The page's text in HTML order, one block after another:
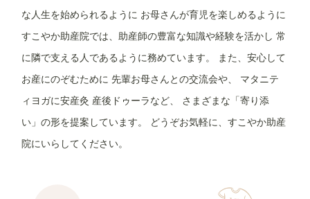
な人生を始められるように お母さんが育児を楽しめるように
すこやか助産院では、助産師の豊富な知識や経験を活かし常
に隣で支える人であるように務めています。 また、安心して
お産にのぞむために先輩お母さんとの交流会や、 マタニテ
ィヨガに安産灸 産後ドゥーラなど、 さまざまな「寄り添
い」の形を提案しています。 どうぞお気軽に、すこやか助産
院にいらしてください。